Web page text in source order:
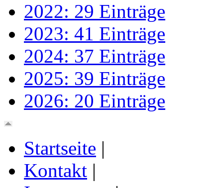
2022: 29 Einträge
2023: 41 Einträge
2024: 37 Einträge
2025: 39 Einträge
2026: 20 Einträge
Startseite |
Kontakt |